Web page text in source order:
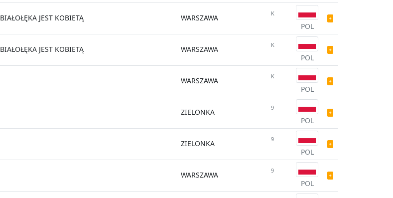
BIAŁOŁĘKA JEST KOBIETĄ WARSZAWA K
POL
BIAŁOŁĘKA JEST KOBIETĄ WARSZAWA K
POL
WARSZAWA K
POL
ZIELONKA 9
POL
ZIELONKA 9
POL
WARSZAWA 9
POL